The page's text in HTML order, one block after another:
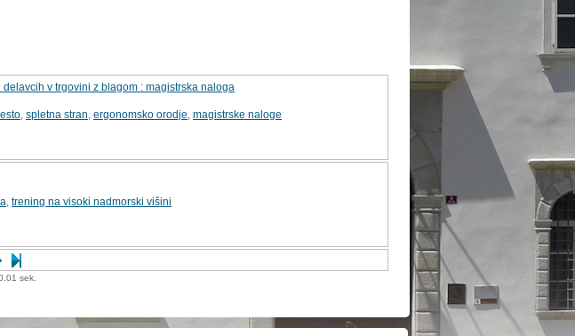
v trgovini z blagom : magistrska naloga
spletna stran ergonomsko orodje magistrske naloge
trening na visoki nadmorski višini
sek.